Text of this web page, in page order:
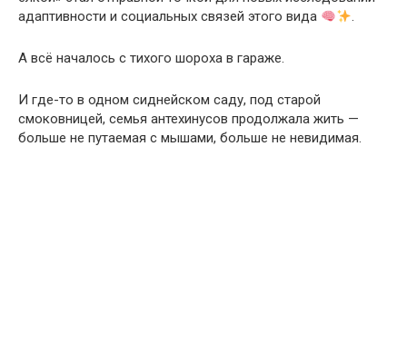
адаптивности и социальных связей этого вида
.
А всё началось с тихого шороха в гараже.
И где-то в одном сиднейском саду, под старой
смоковницей, семья антехинусов продолжала жить —
больше не путаемая с мышами, больше не невидимая.